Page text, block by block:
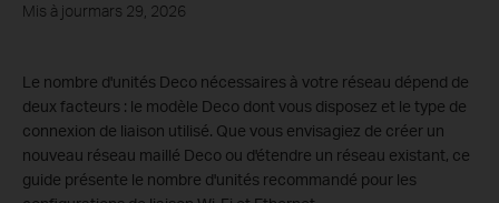
Mis à jourmars 29, 2026
Le nombre d'unités Deco nécessaires à votre réseau dépend de
deux facteurs : le modèle Deco dont vous disposez et le type de
connexion de liaison utilisé. Que vous envisagiez de créer un
nouveau réseau maillé Deco ou d'étendre un réseau existant, ce
guide présente le nombre d'unités recommandé pour les